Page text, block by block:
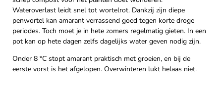
Wateroverlast leidt snel tot wortelrot. Dankzij zijn diepe
penwortel kan amarant verrassend goed tegen korte droge
periodes. Toch moet je in hete zomers regelmatig gieten. In een
pot kan op hete dagen zelfs dagelijks water geven nodig zijn.
Onder 8 °C stopt amarant praktisch met groeien, en bij de
eerste vorst is het afgelopen. Overwinteren lukt helaas niet.